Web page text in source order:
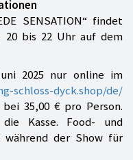
SENSATION“ findet
20 bis 22 Uhr auf dem
2025 nur online im
schloss-dyck.shop/de/
35,00 € pro Person.
Kasse. Food- und
während der Show für